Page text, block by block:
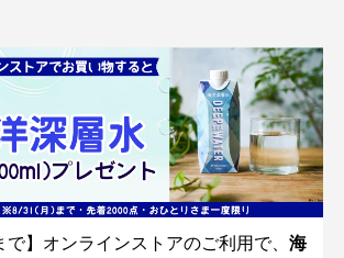
で】オンラインストアのご利用で、 海